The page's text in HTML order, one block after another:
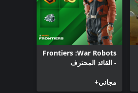
War Robots:‏ Frontiers
- القائد المحترف
مجاني+